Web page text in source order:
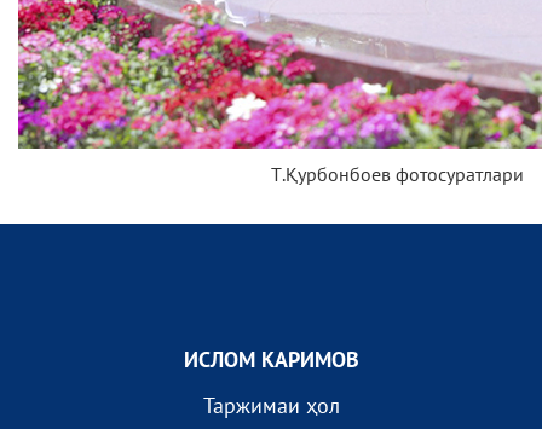
Т.Қурбонбоев фотосуратлари
ИСЛОМ КАРИМОВ
Таржимаи ҳол